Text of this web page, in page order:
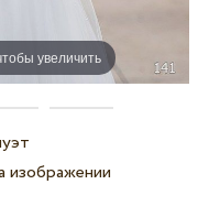
увеличить
изображении